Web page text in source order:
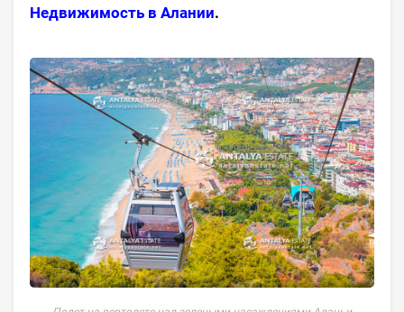
Недвижимость в Алании.